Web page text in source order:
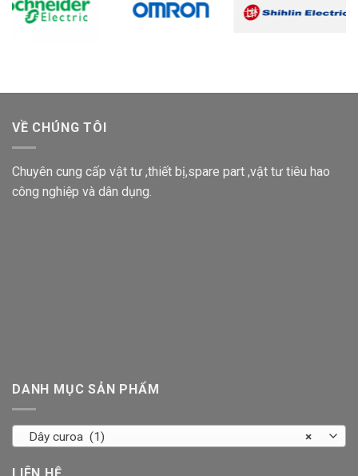
VỀ CHÚNG TÔI
Chuyên cung cấp vật tư ,thiết bị,spare part ,vật tư tiêu hao
công nghiệp và dân dụng.
DANH MỤC SẢN PHẨM
×
Dây curoa (1)
LIÊN HỆ